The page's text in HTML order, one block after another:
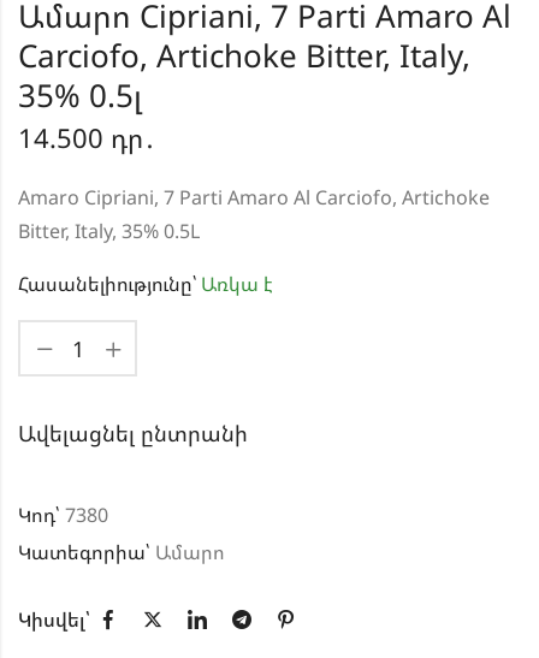
Ամարո Cipriani, 7 Parti Amaro Al
Carciofo, Artichoke Bitter, Italy,
35% 0.5լ
14.500 դր․
Amaro Cipriani, 7 Parti Amaro Al Carciofo, Artichoke
Bitter, Italy, 35% 0.5L
Հասանելիությունը՝ Առկա է
Ավելացնել ընտրանի
Կոդ՝ 7380
Կատեգորիա՝ Ամարո
Կիսվել՝